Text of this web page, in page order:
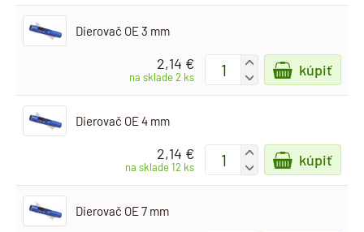
Dierovač OE 3 mm
2,14 €
na sklade 2 ks
+
-
kúpiť
Dierovač OE 4 mm
2,14 €
na sklade 12 ks
+
-
kúpiť
Dierovač OE 7 mm